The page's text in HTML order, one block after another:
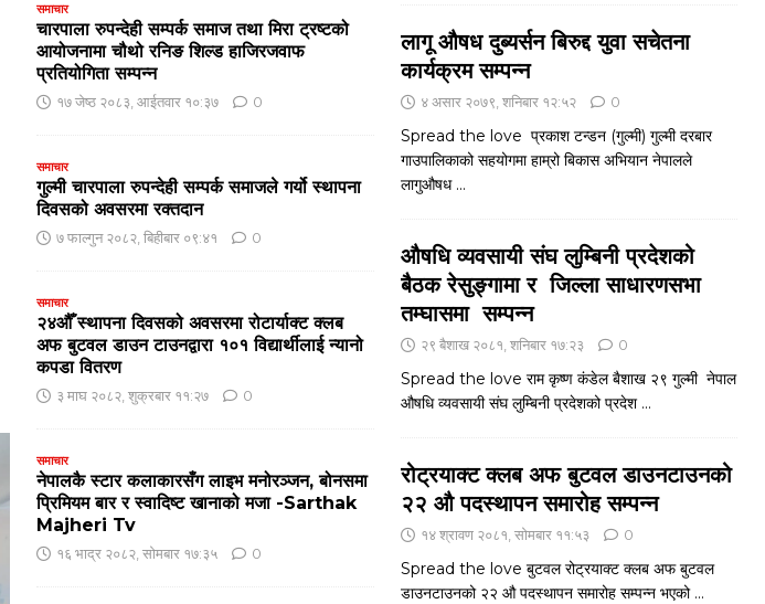
समाचार
चारपाला रुपन्देही सम्पर्क समाज तथा मिरा ट्रष्टको
आयोजनामा चौथो रनिङ शिल्ड हाजिरजवाफ
प्रतियोगिता सम्पन्न
१७ जेष्ठ २०८३, आईतवार १०:३७ 0
समाचार
गुल्मी चारपाला रुपन्देही सम्पर्क समाजले गर्यो स्थापना
दिवसको अवसरमा रक्तदान
७ फाल्गुन २०८२, बिहीबार ०९:४१ 0
समाचार
२४औँ स्थापना दिवसको अवसरमा रोटार्याक्ट क्लब
अफ बुटवल डाउन टाउनद्वारा १०१ विद्यार्थीलाई न्यानो
कपडा वितरण
३ माघ २०८२, शुक्रबार ११:२७ 0
समाचार
नेपालकै स्टार कलाकारसँग लाइभ मनोरञ्जन, बोनसमा
प्रिमियम बार र स्वादिष्ट खानाको मजा -Sarthak
Majheri Tv
१६ भाद्र २०८२, सोमबार १७:३५ 0
लागू औषध दुब्यर्सन बिरुद्द युवा सचेतना
कार्यक्रम सम्पन्न
४ असार २०७९, शनिबार १२:५२ 0
Spread the love प्रकाश टन्डन (गुल्मी) गुल्मी दरबार
गाउपालिकाको सहयोगमा हाम्रो बिकास अभियान नेपालले
लागुऔषध ...
औषधि व्यवसायी संघ लुम्बिनी प्रदेशको
बैठक रेसुङ्गामा र जिल्ला साधारणसभा
तम्घासमा सम्पन्न
२९ बैशाख २०८१, शनिबार १७:२३ 0
Spread the love राम कृष्ण कंडेल बैशाख २९ गुल्मी नेपाल
औषधि व्यवसायी संघ लुम्बिनी प्रदेशको प्रदेश ...
रोट्रयाक्ट क्लब अफ बुटवल डाउनटाउनको
२२ औ पदस्थापन समारोह सम्पन्न
१४ श्रावण २०८१, सोमबार ११:५३ 0
Spread the love बुटवल रोट्रयाक्ट क्लब अफ बुटवल
डाउनटाउनको २२ औ पदस्थापन समारोह सम्पन्न भएको ...